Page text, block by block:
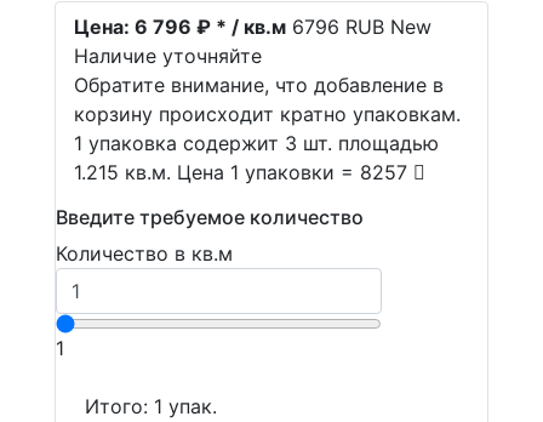
Цена: 6 796 ₽ * / кв.м 6796 RUB New
Наличие уточняйте
Обратите внимание, что добавление в
корзину происходит кратно упаковкам.
1 упаковка содержит 3 шт. площадью
1.215 кв.м. Цена 1 упаковки = 8257
Введите требуемое количество
Количество в кв.м
1
Итого: 1 упак.